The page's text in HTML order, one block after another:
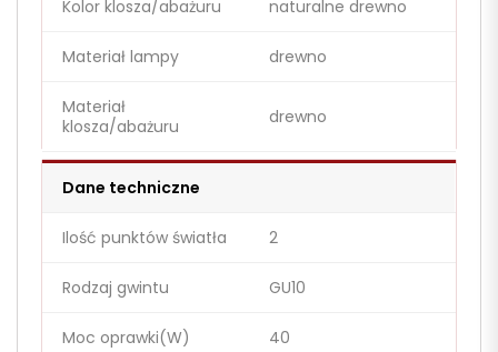
Kolor klosza/abażuru naturalne drewno
Materiał lampy drewno
Materiał
klosza/abażuru
drewno
Dane techniczne
Ilość punktów światła 2
Rodzaj gwintu GU10
Moc oprawki(W) 40